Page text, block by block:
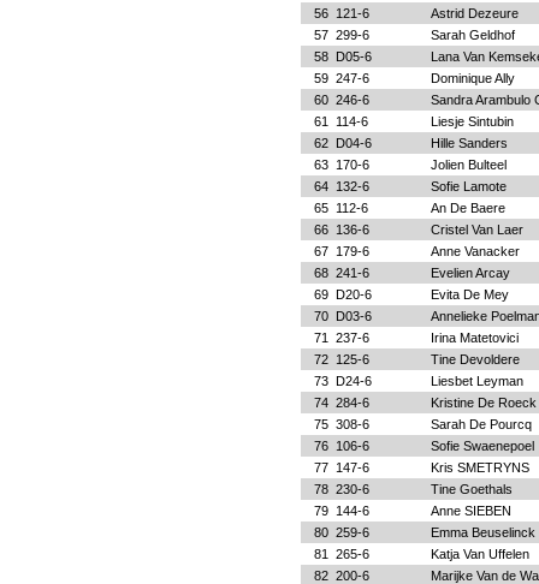
56
121-6
Astrid Dezeure
57 299-6
Sarah Geldhof
58
D05-6
Lana Van
59 247-6
Dominique Ally
60 246-6
Sandra Arambulo
61
114-6
Liesje Sintubin
62
D04-6
Hille Sanders
63
170-6
Jolien Bulteel
64
132-6
Sofie Lamote
65
112-6
An De Baere
66
136-6
Cristel Van Laer
67
179-6
Anne Vanacker
68 241-6
Evelien Arcay
69 D20-6
Evita De Mey
70
D03-6
Annelieke
71
237-6
Irina Matetovici
72
125-6
Tine Devoldere
73 D24-6
Liesbet Leyman
74 284-6
Kristine De Roeck
75 308-6
Sarah De Pourcq
76
106-6
Sofie Swaenepoel
77
147-6
Kris SMETRYNS
78 230-6
Tine Goethals
79
144-6
Anne SIEBEN
80 259-6
Emma Beuselinck
81
265-6
Katja Van Uffelen
82 200-6
Marijke Van de